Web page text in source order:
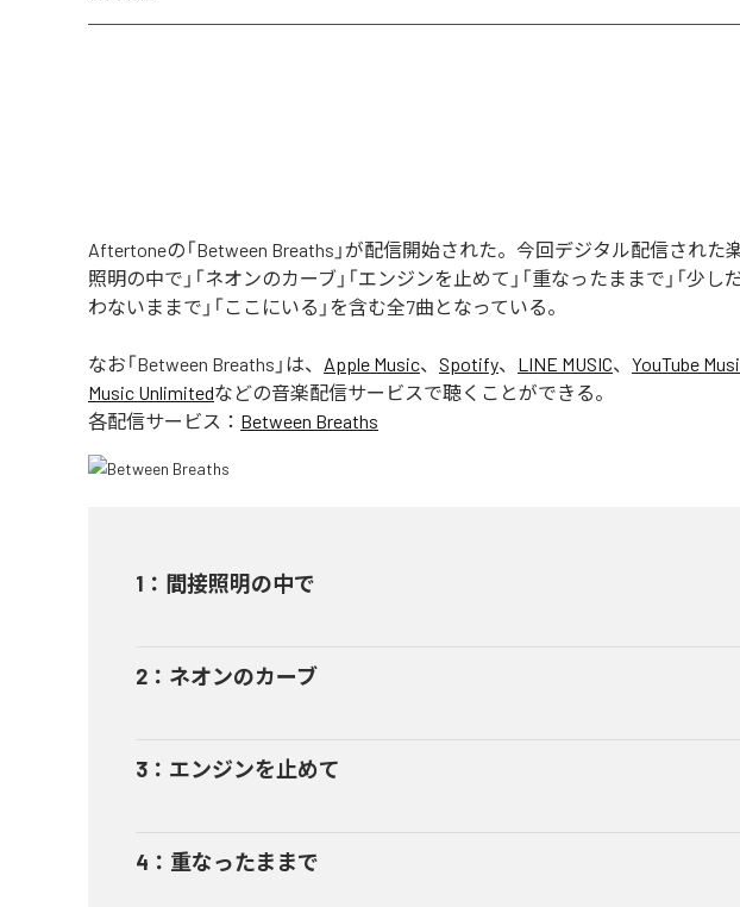
Aftertoneの「Between Breaths」が配信開始された。今回デジタル配信された
照明の中で」「ネオンのカーブ」「エンジンを止めて」「重なったままで」「少し
わないままで」「ここにいる」を含む全7曲となっている。
なお「Between Breaths 」は、 Apple Music、 Spotify、 LINE MUSIC、 YouTube
Music Unlimitedなどの音楽配信サービスで聴くことができる。
各配信サービス： Between Breaths
1 ： 間接照明の中で
2 ： ネオンのカーブ
3 ： エンジンを止めて
4 ： 重なったままで